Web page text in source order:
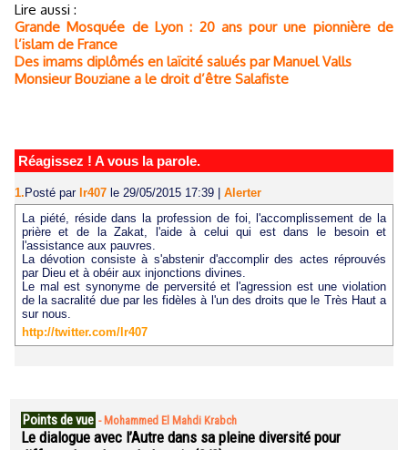
Lire aussi :
Grande Mosquée de Lyon : 20 ans pour une pionnière de
l’islam de France
Des imams diplômés en laïcité salués par Manuel Valls
Monsieur Bouziane a le droit d’être Salafiste
Réagissez ! A vous la parole.
1. Posté par lr407 le 29/05/2015 17:39
Alerter
La piété, réside dans la profession de foi, l'accomplissement de la
prière et de la Zakat, l'aide à celui qui est dans le besoin et
l'assistance aux pauvres.
La dévotion consiste à s'abstenir d'accomplir des actes réprouvés
par Dieu et à obéir aux injonctions divines.
Le mal est synonyme de perversité et l'agression est une violation
de la sacralité due par les fidèles à l'un des droits que le Très Haut a
sur nous.
http://twitter.com/lr407
Points de vue - Mohammed El Mahdi Krabch
Le dialogue avec l’Autre dans sa pleine diversité pour